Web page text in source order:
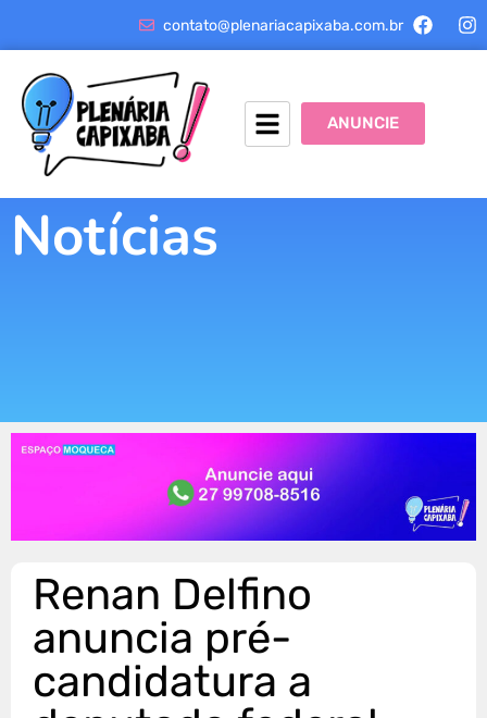
contato@plenariacapixaba.com.br
ANUNCIE
Notícias
Renan Delfino
anuncia pré-
candidatura a